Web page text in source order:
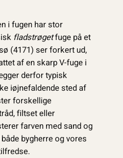
i fugen har stor
fladstrøgetfuge på et
(4171) ser forkert ud,
af en skarp V-fuge i
derfor typisk
iøjnefaldende sted af
forskellige
filtset eller
farven med sand og
bygherre og vores